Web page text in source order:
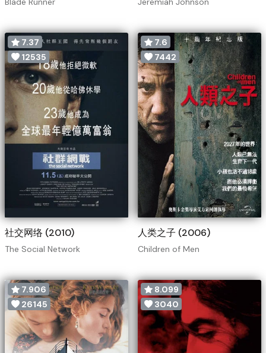
7.37
12535
社交网络 (2010)
The Social Network
7.6
7442
人类之子 (2006)
Children of Men
7.906
26145
8.099
3040